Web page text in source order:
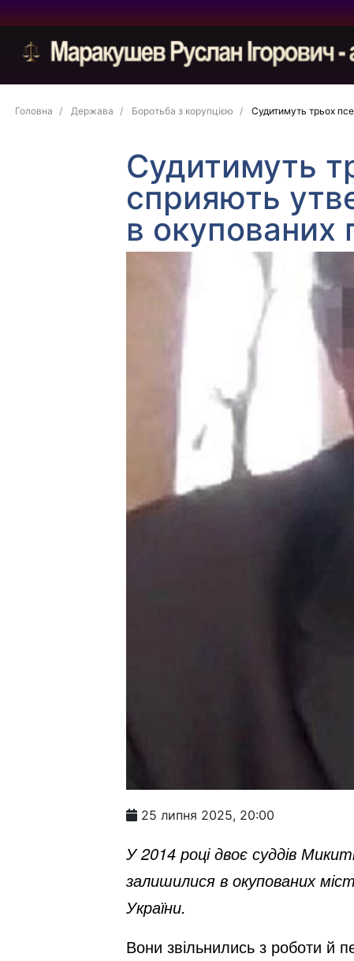
Головна Держава Боротьба з корупцією Судитимуть трьох
Судитимуть
сприяють
в окупованих
25 липня 2025, 20:00
У 2014 році двоє суддів
залишилися в окупованих
України.
Вони звільнились з роботи й